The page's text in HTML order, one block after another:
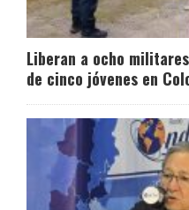
Liberan a ocho
de cinco jóvenes en